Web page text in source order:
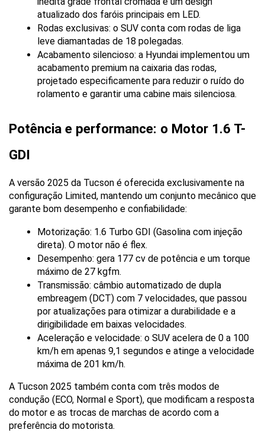
atualizado dos faróis principais em LED.
Rodas exclusivas: o SUV conta com rodas de liga
leve diamantadas de 18 polegadas.
Acabamento silencioso: a Hyundai implementou um
acabamento premium na caixaria das rodas,
projetado especificamente para reduzir o ruído do
rolamento e garantir uma cabine mais silenciosa.
Potência e performance: o Motor 1.6 T-
GDI
A versão 2025 da Tucson é oferecida exclusivamente na
configuração Limited, mantendo um conjunto mecânico que
garante bom desempenho e confiabilidade:
Motorização: 1.6 Turbo GDI (Gasolina com injeção
direta). O motor não é flex.
Desempenho: gera 177 cv de potência e um torque
máximo de 27 kgfm.
Transmissão: câmbio automatizado de dupla
embreagem (DCT) com 7 velocidades, que passou
por atualizações para otimizar a durabilidade e a
dirigibilidade em baixas velocidades.
Aceleração e velocidade: o SUV acelera de 0 a 100
km/h em apenas 9,1 segundos e atinge a velocidade
máxima de 201 km/h.
A Tucson 2025 também conta com três modos de
condução (ECO, Normal e Sport), que modificam a resposta
do motor e as trocas de marchas de acordo com a
preferência do motorista.